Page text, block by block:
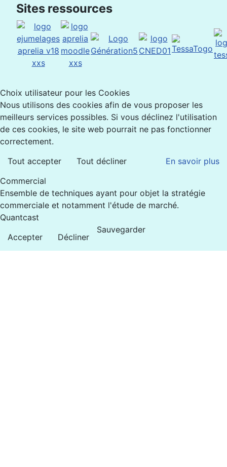
Sites ressources
Choix utilisateur pour les Cookies
Nous utilisons des cookies afin de vous proposer les
meilleurs services possibles. Si vous déclinez l'utilisation
de ces cookies, le site web pourrait ne pas fonctionner
correctement.
Tout accepter
Tout décliner
En savoir plus
Commercial
Ensemble de techniques ayant pour objet la stratégie
commerciale et notamment l'étude de marché.
Quantcast
Accepter
Décliner
Sauvegarder